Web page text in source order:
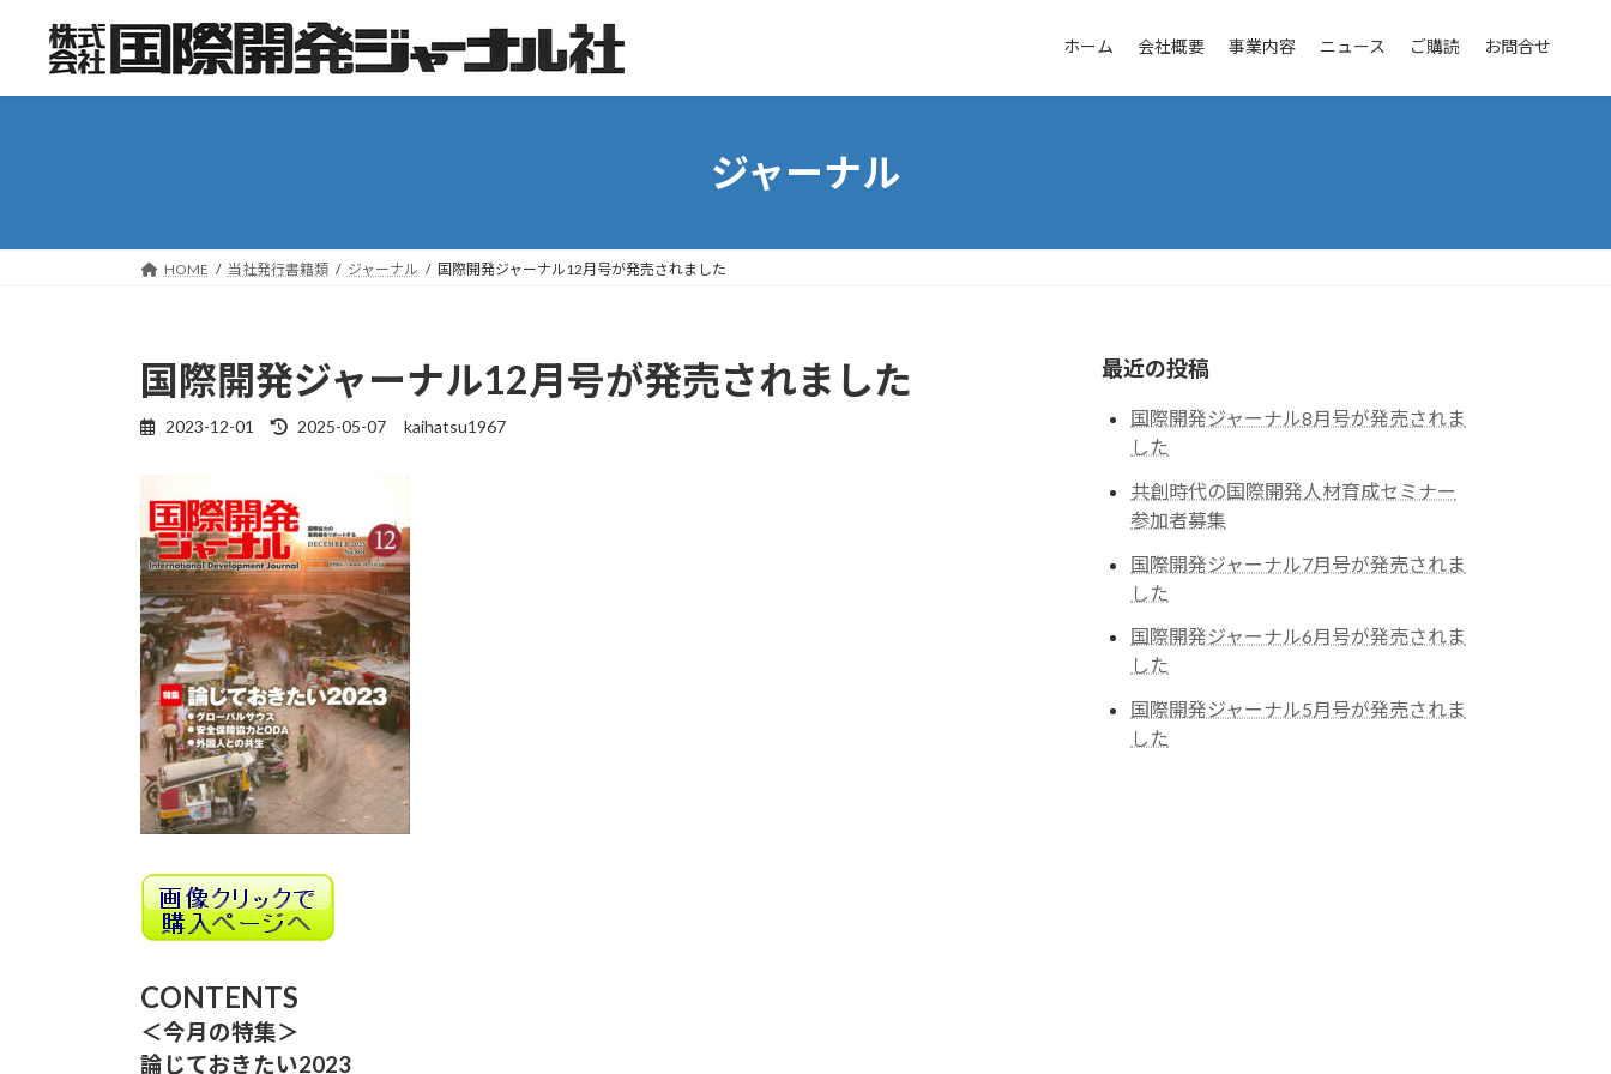
ン
ッ
ー
移
ホーム 会社概要 事業内容 ニュース ご購読 お問合せ
ジャーナル
HOME 当社発行書籍類 ジャーナル 国際開発ジャーナル12月号が発売されました
国際開発ジャーナル12月号が発売されました
2023-12-01
最
日
時
:
2025-05-07 kaihatsu1967
CONTENTS
＜今月の特集＞
論じておきたい2023
最近の投稿
国際開発ジャーナル8月号が発売されま
した
共創時代の国際開発人材育成セミナー
参加者募集
国際開発ジャーナル7月号が発売されま
した
国際開発ジャーナル6月号が発売されま
した
国際開発ジャーナル5月号が発売されま
した